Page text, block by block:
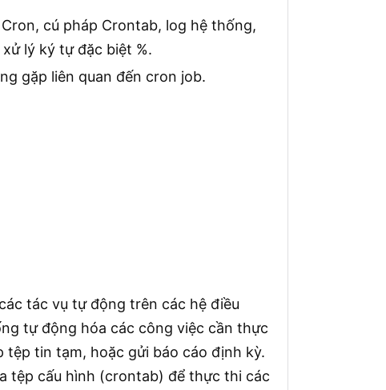
cú pháp Crontab, log hệ thống,
lý ký tự đặc biệt %.
gặp liên quan đến cron job.
tác vụ tự động trên các hệ điều
tự động hóa các công việc cần thực
tệp tin tạm, hoặc gửi báo cáo định kỳ.
tệp cấu hình (crontab) để thực thi các